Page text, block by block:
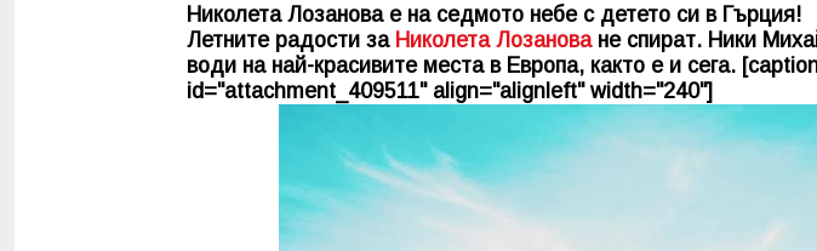
Николета Лозанова е на седмото небе с детето си в Гърция!
Летните радости за Николета Лозановане спират. Ники
води на най-красивите места в Европа, както е и сега.
id="attachment_409511" align="alignleft" width="240"]